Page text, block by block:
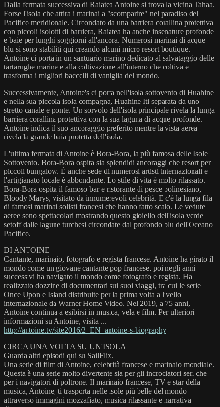
Dalla fermata successiva di Raiatea Antoine si trova la vicina Tahaa.
Forse l'isola che attira i marinai a "scomparire" nel paradiso del
Pacifico meridionale. Circondato da una barriera corallina protettiva
con piccoli isolotti di barriera, Raiatea ha anche insenature profonde
e baie per lunghi soggiorni all'ancora. Numerosi marinai di acque
blu si sono stabiliti qui creando alcuni micro resort boutique.
Antoine ci porta in un santuario marino dedicato al salvataggio delle
tartarughe marine e alla coltivazione all'interno che coltiva e
trasforma i migliori baccelli di vaniglia del mondo.
Successivamente, Antoine's ci porta nell'isola sottovento di Huahine
e nella sua piccola isola compagna, Huahine Iti separata da uno
stretto canale e ponte. Un sorvolo dell'isola principale rivela la lunga
barriera corallina protettiva con la sua laguna di acque profonde.
Antoine indica il suo ancoraggio preferito mentre la vista aerea
rivela la grande baia protetta dell'isola.
L'ultima fermata di Antoine è Bora-Bora, la più famosa delle Isole
Sottovento. Bora-Bora ospita sia splendidi ancoraggi che resort per
piccoli bungalow. È anche sede di numerosi artisti internazionali e
l'artigianato locale è abbondante. Lo stile di vita è molto rilassato.
Bora-Bora ospita il famoso bar e ristorante di pesce polinesiano,
Bloody Marys, visitato da innumerevoli celebrità. E c'è la lunga fila
di famosi marinai solisti francesi che hanno fatto scalo. Le vedute
aeree sono spettacolari mostrando questo gioiello dell'isola verde
setoff dalle lagune turchesi circondate dal profondo blu dell'Oceano
Pacifico.
DI ANTOINE
Cantante, marinaio, fotografo e regista francese. Antoine ha girato il
mondo come un giovane cantante pop francese, poi negli anni
successivi ha navigato il mondo come fotografo e regista. Ha
realizzato dozzine di documentari sui suoi viaggi, tra cui le serie
Once Upon e Island distribuite per la prima volta a livello
internazionale da Warner Home Video. Nel 2019, a 75 anni,
Antoine continua a esibirsi in musica, vela e film. Per ulteriori
informazioni su Antoine, visita ...
http://antoine.tv/site2016/2_EN_antoine-s-biography
CIRCA UNA VOLTA SU UN'ISOLA
Guarda altri episodi qui su SailFlix.
Una serie di film di Antoine, celebrità francese e marinaio mondiale.
Questa è una serie molto divertente sia per gli incrociatori seri che
per i navigatori di poltrone. Il marinaio francese, TV e star della
musica, Antoine, ti trasporta nelle isole più belle del mondo
attraverso immagini mozzafiato, musica rilassante e narrativa